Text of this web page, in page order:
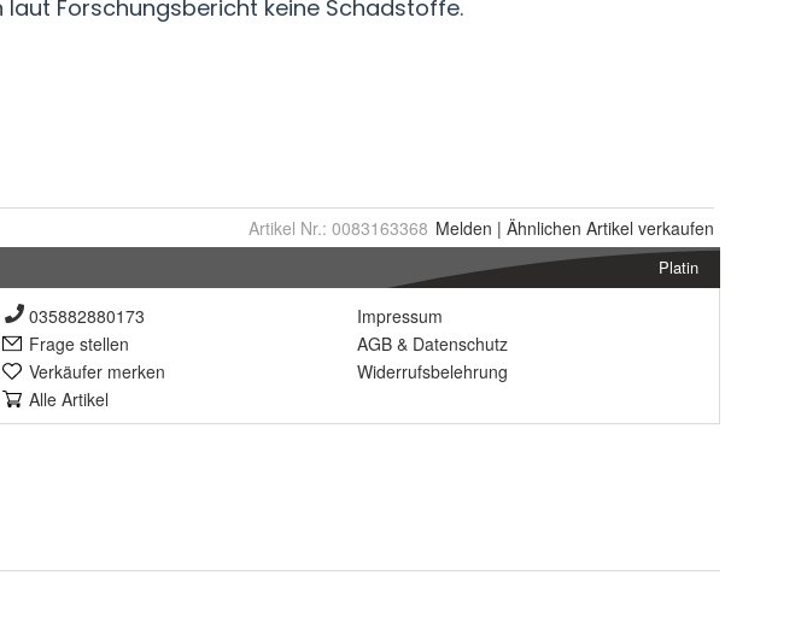
Artikel Nr.: 0083163368 Melden | Ähnlichen Artikel verkaufen
Platin
035882880173
Frage stellen
Verkäufer merken
Alle Artikel
Impressum
AGB & Datenschutz
Widerrufsbelehrung